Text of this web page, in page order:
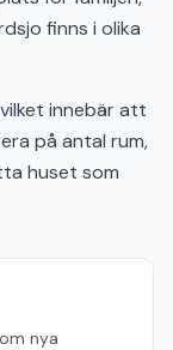
finns i olika
innebär att
på antal rum,
huset som
nya